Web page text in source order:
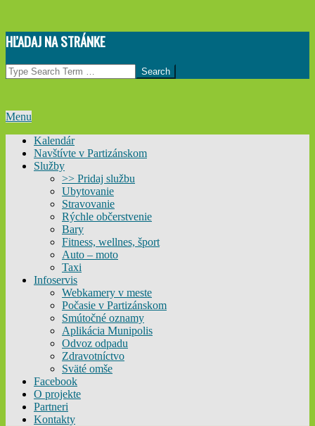
Skip
to
content
HĽADAJ NA STRÁNKE
Search
Primary
Menu
Menu
Kalendár
Navštívte v Partizánskom
Služby
>> Pridaj službu
Ubytovanie
Stravovanie
Rýchle občerstvenie
Bary
Fitness, wellnes, šport
Auto – moto
Taxi
Infoservis
Webkamery v meste
Počasie v Partizánskom
Smútočné oznamy
Aplikácia Munipolis
Odvoz odpadu
Zdravotníctvo
Sväté omše
Facebook
O projekte
Partneri
Kontakty